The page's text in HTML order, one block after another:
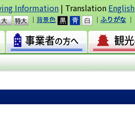
Information | Translation English
大
｜ 背景色 ｜ ふりがな ｜